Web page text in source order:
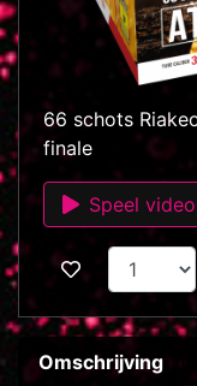
66 schots
finale
Speel video
Omschrijving